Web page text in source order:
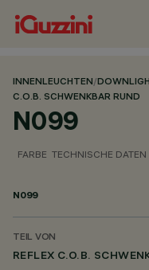
INNENLEUCHTEN/
C.O.B. SCHWENKBAR RUND
N099
FARBE TECHNISCHE DATEN
N099
TEIL VON
REFLEX C.O.B.